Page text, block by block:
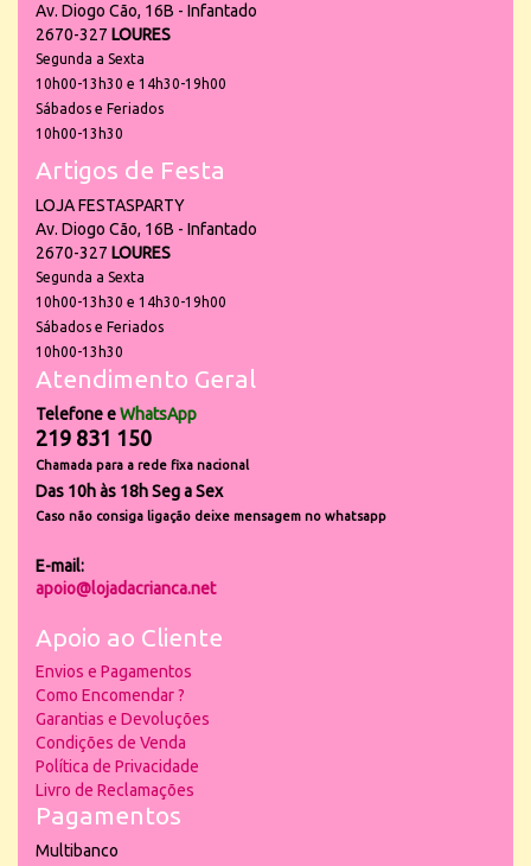
Av. Diogo Cão, 16B - Infantado
2670-327 LOURES
Segunda a Sexta
10h00-13h30 e 14h30-19h00
Sábados e Feriados
10h00-13h30
Artigos de Festa
LOJA FESTASPARTY
Av. Diogo Cão, 16B - Infantado
2670-327 LOURES
Segunda a Sexta
10h00-13h30 e 14h30-19h00
Sábados e Feriados
10h00-13h30
Atendimento Geral
Telefone eWhatsApp
219 831 150
Chamada para a rede fixa nacional
Das 10h às 18h Seg a Sex
Caso não consiga ligação deixe mensagem no whatsapp
E-mail:
apoio@lojadacrianca.net
Apoio ao Cliente
Envios e Pagamentos
Como Encomendar ?
Garantias e Devoluções
Condições de Venda
Política de Privacidade
Livro de Reclamações
Pagamentos
Multibanco